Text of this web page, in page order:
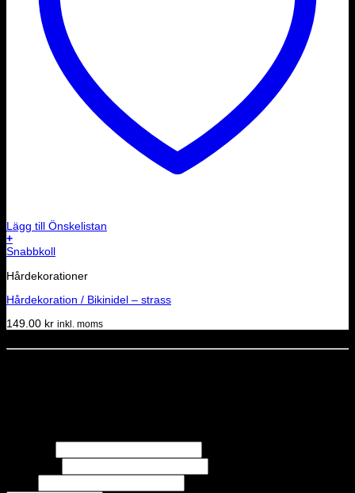
Lägg till Önskelistan
+
Snabbkoll
Hårdekorationer
Hårdekoration / Bikinidel – strass
149.00 kr inkl. moms